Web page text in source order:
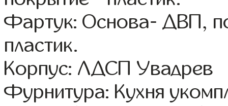
Фартук: Основа- ДВП,
пластик.
Корпус: ЛДСП Увадрев
Фурнитура: Кухня